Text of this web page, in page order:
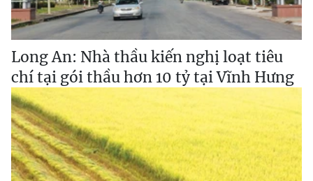
Long An: Nhà thầu kiến nghị loạt tiêu
chí tại gói thầu hơn 10 tỷ tại Vĩnh Hưng